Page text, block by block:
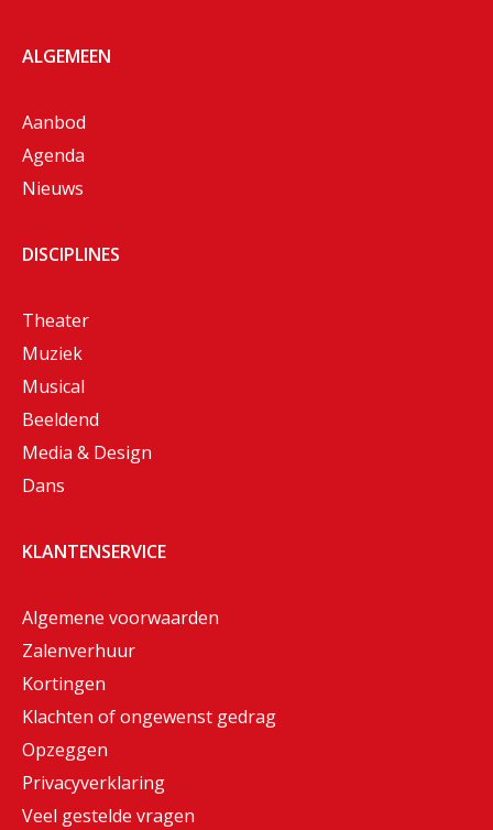
ALGEMEEN
Aanbod
Agenda
Nieuws
DISCIPLINES
Theater
Muziek
Musical
Beeldend
Media & Design
Dans
KLANTENSERVICE
Algemene voorwaarden
Zalenverhuur
Kortingen
Klachten of ongewenst gedrag
Opzeggen
Privacyverklaring
Veel gestelde vragen